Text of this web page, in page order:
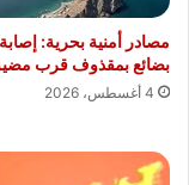
مصادر أمنية بحرية:
بضائع بمقذوف قرب
4 أغسطس، 2026